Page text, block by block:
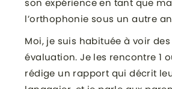
l’orthophonie sous un autre
Moi, je suis habituée à voir
évaluation. Je les rencontre 1
rédige un rapport qui décrit